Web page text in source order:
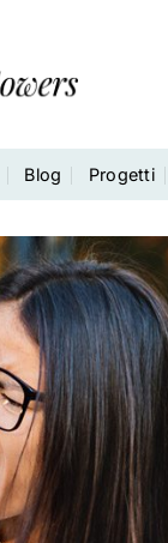
Blog Progetti